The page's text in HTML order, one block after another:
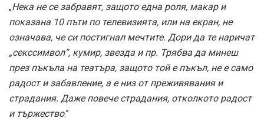
„Нека не се забравят, защото една роля, макар и
показана 10 пъти по телевизията, или на екран, не
означава, че си постигнал мечтите. Дори да те наричат
„секссимвол”, кумир, звезда и пр. Трябва да минеш
през пъкъла на театъра, защото той е пъкъл, не е само
радост и забавление, а е низ от преживявания и
страдания. Даже повече страдания, отколкото радост
и тържество.”